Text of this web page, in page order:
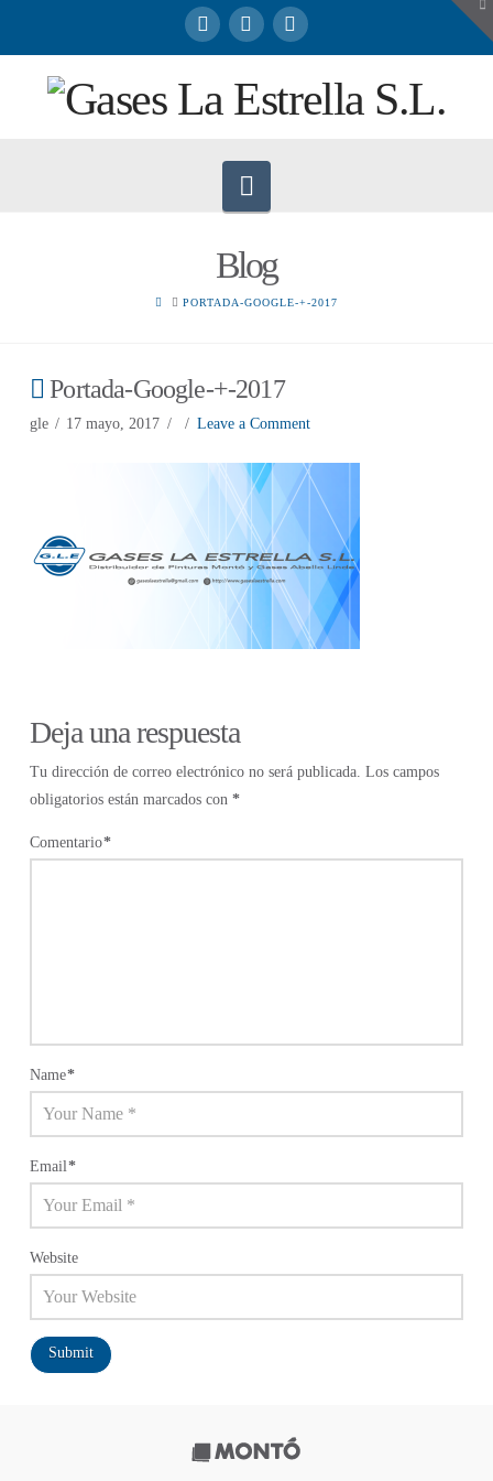
Navigation
Blog
HOMEPORTADA-GOOGLE-+-2017
Portada-Google-+-2017
gle 17 mayo, 2017 Leave a Comment
Deja una respuesta
Tu dirección de correo electrónico no será publicada. Los campos
obligatorios están marcados con *
Comentario*
Name*
Email*
Website